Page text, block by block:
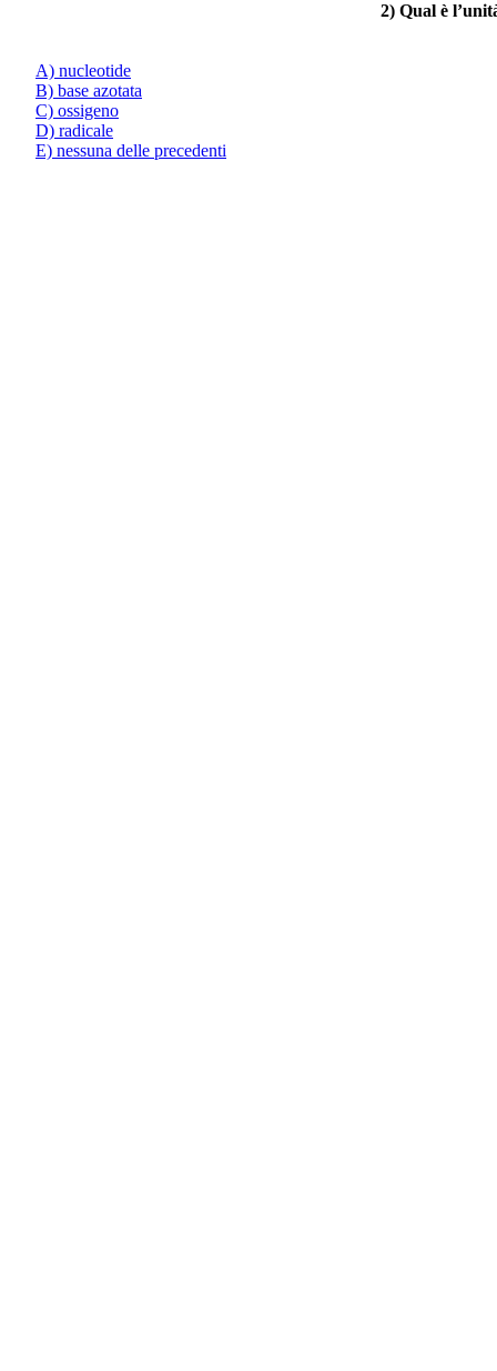
2) Qual è
A) nucleotide
B) base azotata
C) ossigeno
D) radicale
E) nessuna delle precedenti